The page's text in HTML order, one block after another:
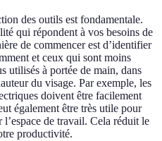
des outils est fondamentale.
qui répondent à vos besoins de
de commencer est d’identifier
et ceux qui sont moins
utilisés à portée de main, dans
du visage. Par exemple, les
doivent être facilement
également être très utile pour
de travail. Cela réduit le
productivité.